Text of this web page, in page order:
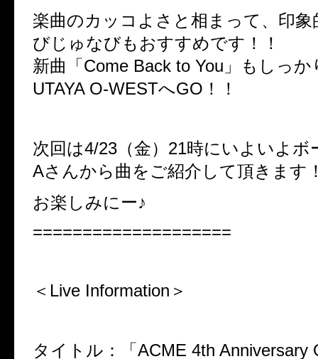
楽曲のカッコよさと相まって、印象
びじゅなびもおすすめです！！
新曲「Come Back to You」もしっ
UTAYA O-WESTへGO！！
次回は4/23（金）21時にいよいよボ
Aさんから曲をご紹介して頂きます
お楽しみにー♪
====================
＜Live Information＞
タイトル：「ACME 4th Anniversary